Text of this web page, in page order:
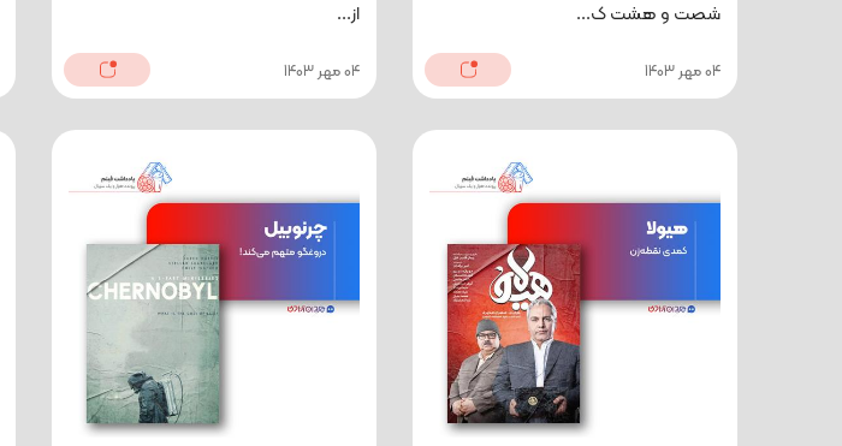
شصت و هشت ک...
04 مهر 1403
از...
04 مهر 1403